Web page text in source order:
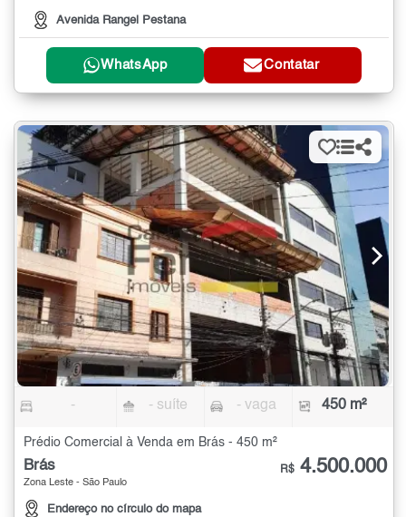
Avenida Rangel Pestana
WhatsApp Contatar
- - suíte - vaga 450 m²
Prédio Comercial à Venda em Brás - 450 m²
Brás
Zona Leste - São Paulo
Endereço no círculo do mapa
R$ 4.500.000